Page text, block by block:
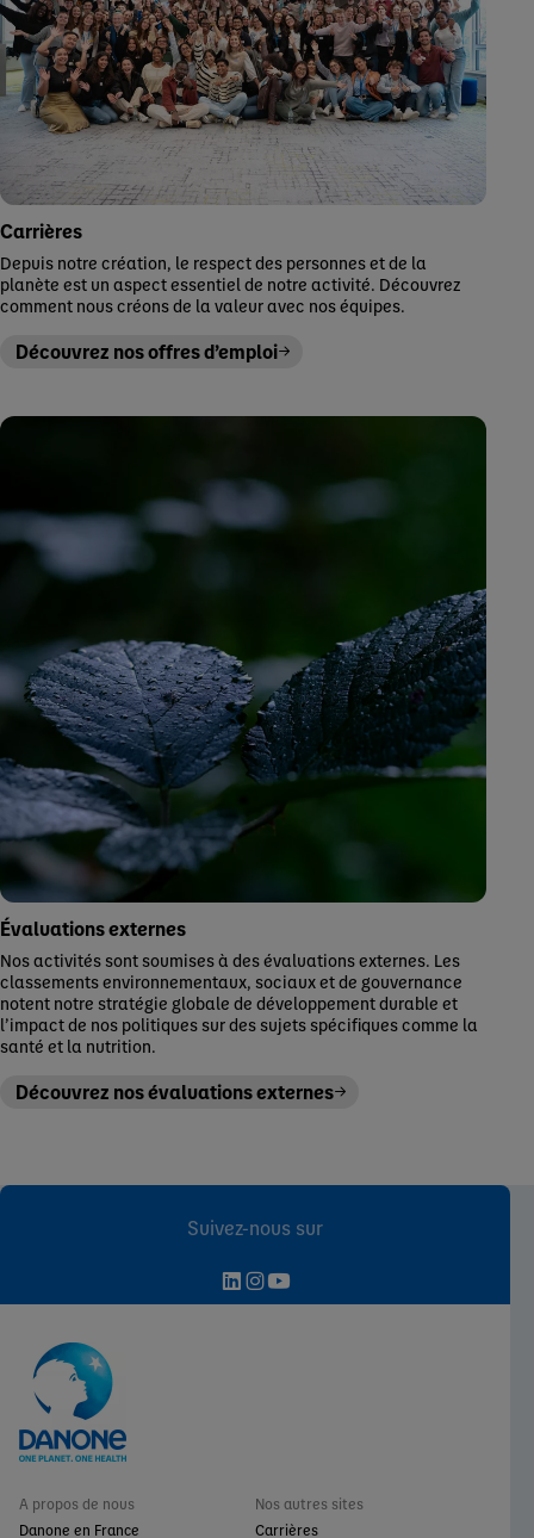
Carrières
Depuis notre création, le respect des personnes et de la
planète est un aspect essentiel de notre activité. Découvrez
comment nous créons de la valeur avec nos équipes.
Découvrez nos offres d’emploi
Évaluations externes
Nos activités sont soumises à des évaluations externes. Les
classements environnementaux, sociaux et de gouvernance
notent notre stratégie globale de développement durable et
l’impact de nos politiques sur des sujets spécifiques comme la
santé et la nutrition.
Découvrez nos évaluations externes
Suivez-nous sur
A propos de nous
Danone en France
Nos autres sites
Carrières